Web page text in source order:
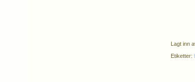
Lagt inn
Etiketter: